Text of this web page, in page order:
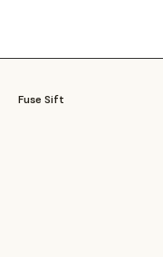
Fuse Sift